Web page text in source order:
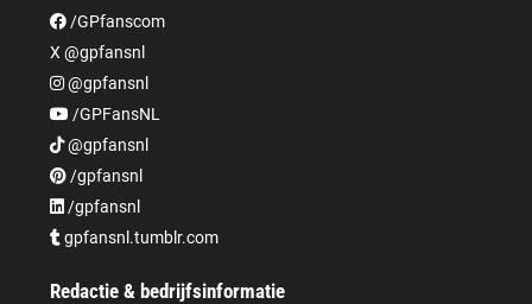
/GPfanscom
X @gpfansnl
@gpfansnl
/GPFansNL
@gpfansnl
/gpfansnl
/gpfansnl
gpfansnl.tumblr.com
Redactie & bedrijfsinformatie